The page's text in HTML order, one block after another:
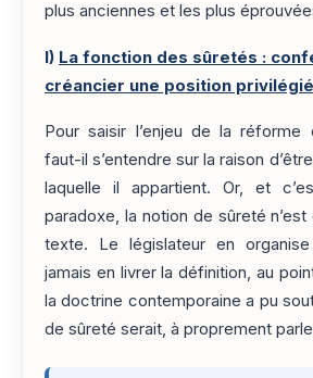
plus anciennes et les plus
I) La fonction des sûretés :
créancier une position
Pour saisir l’enjeu de la réforme
faut-il s’entendre sur la raison
laquelle il appartient. Or, et
paradoxe, la notion de sûreté
texte. Le législateur en
jamais en livrer la définition, au
la doctrine contemporaine a pu
de sûreté serait, à proprement